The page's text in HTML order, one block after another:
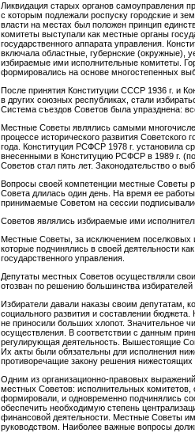
Ликвидация старых органов самоуправления
с которым подлежали роспуску городские и
власти на местах был положен принцип
комитеты выступали как местные органы
государственно­го аппарата управления.
включала областные, гу­бернские (окружные),
избираемые ими исполнительные комитеты.
формирова­лись на основе многостепенных
После принятия Конституции СССР 1936 г. и
в других союзных республиках, стали
Система съездов Советов была упразднена:
Местные Советы являлись самыми
процессе исторического развития
года. Конституция РСФСР 1978 г. установила
внесенными в Конституцию РСФСР в 1989 г.
Советов стал пять лет. Законодательство о
Вопросы своей компетенции местные Советы
Совета длилась один день. На время ее
принимаемые Советом на сессии
Советов являлись избираемые ими
Местные Советы, за исключением поселковых
которые подчинялись в своей деятельности
государственного управления.
Депутаты местных Советов осуществляли
отозван по решению большинства избирателей
Избиратели давали наказы своим депутатам,
социального развития и составлении
не приносили больших хлопот. Значительное
осуществления. В соответствии с данным
регулирующая деятельность. Вышестоящие
Их акты были обязательны для исполнения
противоречащие закону решения
Одним из организационно-правовых
местных Советов: исполнительных
формировали, и одновременно подчинялись
обеспечить необходимую степень
финансовой деятель­ности. Местные Советы
руководст­вом. Наиболее важные вопросы